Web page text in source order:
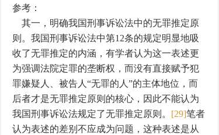
参考：
其一，明确我国刑事诉讼法中的无罪推定原
则。我国刑事诉讼法中第12条的规定明显地吸
收了无罪推定的内涵，有学者认为这一表述更
为强调法院定罪的垄断权，而没有直接赋予犯
罪嫌疑人、被告人“无罪的人”的主体地位，而
后者才是无罪推定原则的核心，因此不能认为
我国刑事诉讼法规定了无罪推定原则。 [29]笔者
认为表述的差别不应成为问题，这种表述是从